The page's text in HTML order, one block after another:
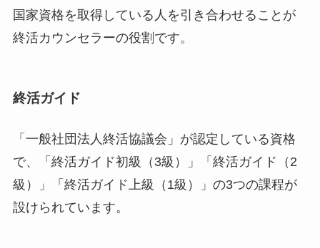
国家資格を取得している人を引き合わせることが
終活カウンセラーの役割です。
終活ガイド
「一般社団法人終活協議会」が認定している資格
で、「終活ガイド初級（3級）」「終活ガイド（2
級）」「終活ガイド上級（1級）」の3つの課程が
設けられています。